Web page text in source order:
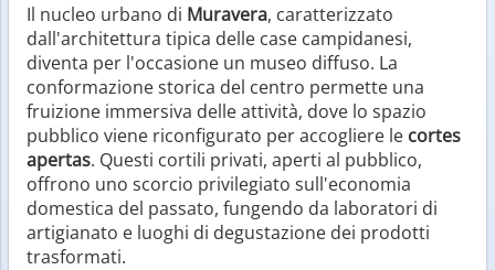
Il nucleo urbano di Muravera, caratterizzato
dall'architettura tipica delle case campidanesi,
diventa per l'occasione un museo diffuso. La
conformazione storica del centro permette una
fruizione immersiva delle attività, dove lo spazio
pubblico viene riconfigurato per accogliere le cortes
apertas. Questi cortili privati, aperti al pubblico,
offrono uno scorcio privilegiato sull'economia
domestica del passato, fungendo da laboratori di
artigianato e luoghi di degustazione dei prodotti
trasformati.